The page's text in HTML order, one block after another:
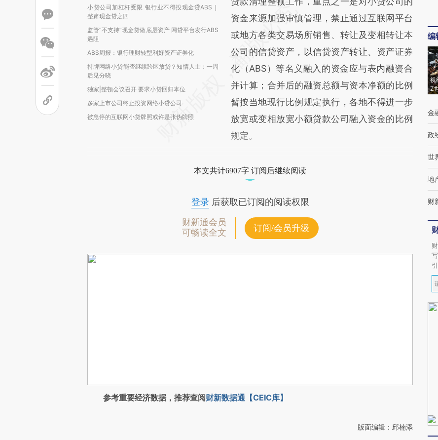
小贷公司加杠杆受限 银行业不得投现金贷ABS｜
整肃现金贷之四
监管“不支持”现金贷做底层资产 网贷平台发行ABS
遇阻
ABS周报：银行理财转型利好资产证券化
持牌网络小贷能否继续跨区放贷？知情人士：一周
后见分晓
独家|整顿会议召开 要求小贷回归本位
多家上市公司终止投资网络小贷公司
被急停的互联网小贷牌照或许是张伪牌照
资金来源加强审慎管理，禁止通过互联网平台
或地方各类交易场所销售、转让及变相转让本
公司的信贷资产，以信贷资产转让、资产证券
化（ABS）等名义融入的资金应与表内融资合
并计算；合并后的融资总额与资本净额的比例
暂按当地现行比例规定执行，各地不得进一步
放宽或变相放宽小额贷款公司融入资金的比例
规定。
本文共计6907字 订阅后继续阅读
登录后获取已订阅的阅读权限
财新通会员
可畅读全文
订阅/会员升级
参考重要经济数据，推荐查阅财新数据通【CEIC库】
版面编辑：邱楠添
编
视
Z
金
政
世
地
财
引